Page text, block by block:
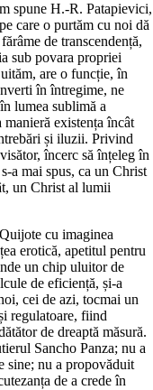
spune H.-R. Patapievici,
care o purtăm cu noi dă
de transcendență,
sub povara propriei
are o funcție, în
în întregime, ne
lumea sublimă a
manieră existența încât
și iluzii. Privind
încerc să înțeleg în
a mai spus, ca un Christ
un Christ al lumii
cu imaginea
erotică, apetitul pentru
un chip uluitor de
de eficiență, și-a
cei de azi, tocmai un
regulatoare, fiind
de dreaptă măsură.
Sancho Panza; nu a
sine; nu a propovăduit
de a crede în